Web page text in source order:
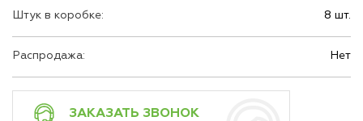
Штук в коробке: 8 шт.
Распродажа: Нет
ЗАКАЗАТЬ ЗВОНОК